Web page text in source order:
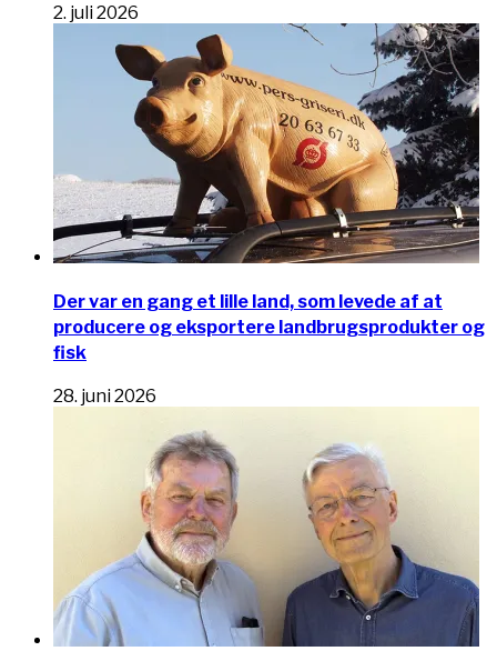
2. juli 2026
Der var en gang et lille land, som levede af at
producere og eksportere landbrugsprodukter og
fisk
28. juni 2026